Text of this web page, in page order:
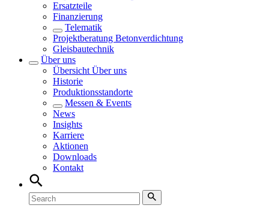
Ersatzteile
Finanzierung
Telematik
Projektberatung Betonverdichtung
Gleisbautechnik
Über uns
Übersicht Über uns
Historie
Produktionsstandorte
Messen & Events
News
Insights
Karriere
Aktionen
Downloads
Kontakt